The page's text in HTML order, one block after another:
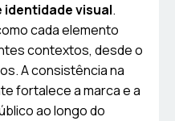
identidade visual.
cada elemento
contextos, desde o
A consistência na
fortalece a marca e a
ao longo do